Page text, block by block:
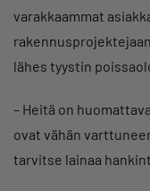
varakkaammat
lähes tyystin
– Heitä on
ovat vähän
tarvitse lainaa